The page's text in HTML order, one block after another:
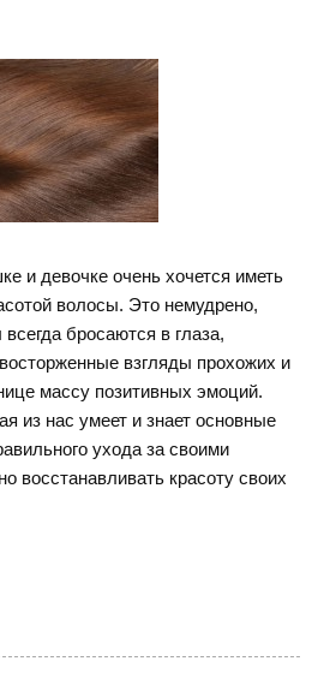
и девочке очень хочется иметь
волосы. Это немудрено,
бросаются в глаза,
взгляды прохожих и
массу позитивных эмоций.
из нас умеет и знает основные
ухода за своими
восстанавливать красоту своих